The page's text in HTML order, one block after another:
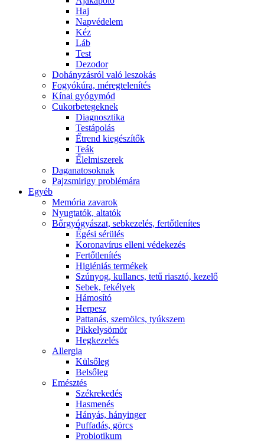
Haj
Napvédelem
Kéz
Láb
Test
Dezodor
Dohányzásról való leszokás
Fogyókúra, méregtelenítés
Kínai gyógymód
Cukorbetegeknek
Diagnosztika
Testápolás
É́trend kiegészítők
Teák
É́lelmiszerek
Daganatosoknak
Pajzsmirigy problémára
Egyéb
Memória zavarok
Nyugtatók, altatók
Bőrgyógyászat, sebkezelés, fertőtlenítes
É́gési sérülés
Koronavírus elleni védekezés
Fertőtlenítés
Higiéniás termékek
Szúnyog, kullancs, tetű riasztó, kezelő
Sebek, fekélyek
Hámosító
Herpesz
Pattanás, szemölcs, tyúkszem
Pikkelysömör
Hegkezelés
Allergia
Külsőleg
Belsőleg
Emésztés
Székrekedés
Hasmenés
Hányás, hányinger
Puffadás, görcs
Probiotikum